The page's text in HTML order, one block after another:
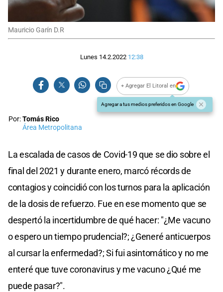
Mauricio Garín D.R
Lunes 14.2.2022 12:38
+ Agregar El Litoral en
Agregar a tus medios preferidos en Google
Por:Tomás Rico
Área Metropolitana
La escalada de casos de Covid-19 que se dio sobre el
final del 2021 y durante enero, marcó récords de
contagios y coincidió con los turnos para la aplicación
de la dosis de refuerzo. Fue en ese momento que se
despertó la incertidumbre de qué hacer: "¿Me vacuno
o espero un tiempo prudencial?; ¿Generé anticuerpos
al cursar la enfermedad?; Si fui asintomático y no me
enteré que tuve coronavirus y me vacuno ¿Qué me
puede pasar?".